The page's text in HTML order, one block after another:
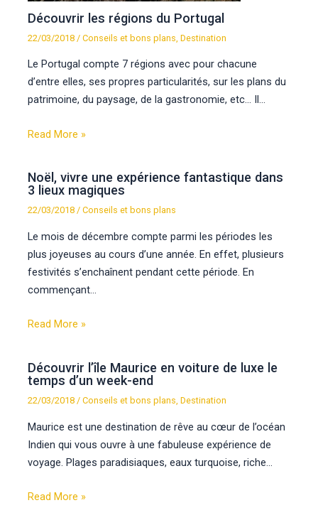
Découvrir les régions du Portugal
22/03/2018 /Conseils et bons plans ,Destination
Le Portugal compte 7 régions avec pour chacune
d’entre elles, ses propres particularités, sur les plans du
patrimoine, du paysage, de la gastronomie, etc… Il…
Read More »
Noël, vivre une expérience fantastique dans
3 lieux magiques
22/03/2018/Conseils et bons plans
Le mois de décembre compte parmi les périodes les
plus joyeuses au cours d’une année. En effet, plusieurs
festivités s’enchaînent pendant cette période. En
commençant…
Read More »
Découvrir l’île Maurice en voiture de luxe le
temps d’un week-end
22/03/2018/Conseils et bons plans,Destination
Maurice est une destination de rêve au cœur de l’océan
Indien qui vous ouvre à une fabuleuse expérience de
voyage. Plages paradisiaques, eaux turquoise, riche…
Read More »